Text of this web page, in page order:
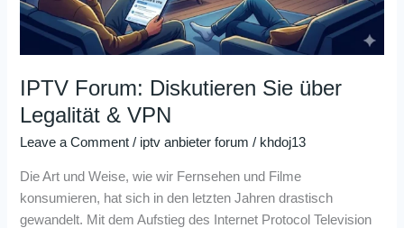
IPTV Forum: Diskutieren Sie über
Legalität & VPN
Leave a Comment / iptv anbieter forum / khdoj13
Die Art und Weise, wie wir Fernsehen und Filme
konsumieren, hat sich in den letzten Jahren drastisch
gewandelt. Mit dem Aufstieg des Internet Protocol Television
VPN